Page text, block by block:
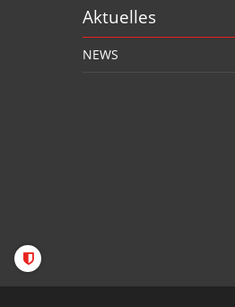
Aktuelles
NEWS